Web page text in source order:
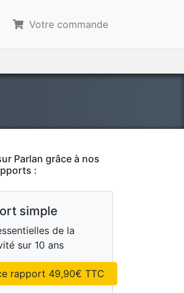
Votre commande
Parlan grâce à nos
:
simple
de la
sur 10 ans
rapport 49,90€ TTC